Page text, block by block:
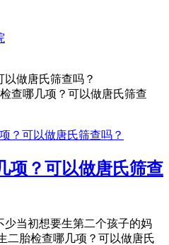
查哪几项？可以做唐氏筛查
项？可以做唐氏筛查
当初想要生第二个孩子的妈
二胎检查哪几项？可以做唐氏